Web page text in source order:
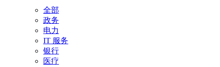
全部
政务
电力
IT 服务
银行
医疗